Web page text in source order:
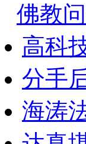
佛教
高科
分手
海涛